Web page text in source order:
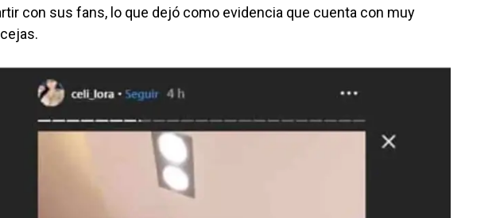
con sus fans, lo que dejó como evidencia que cuenta con muy